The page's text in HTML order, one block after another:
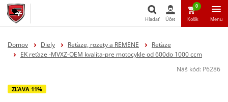
Hľadať Účet
0
Košík Menu
Domov Diely Reťaze, rozety a REMENE
Reťaze
EK reťaze -MVXZ-OEM kvalita-pre motocykle od 600do 1000 ccm
Náš kód: P6286
ZĽAVA 11%